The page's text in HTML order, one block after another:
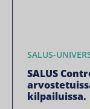
SALUS-
SALUS
kilpailuissa.